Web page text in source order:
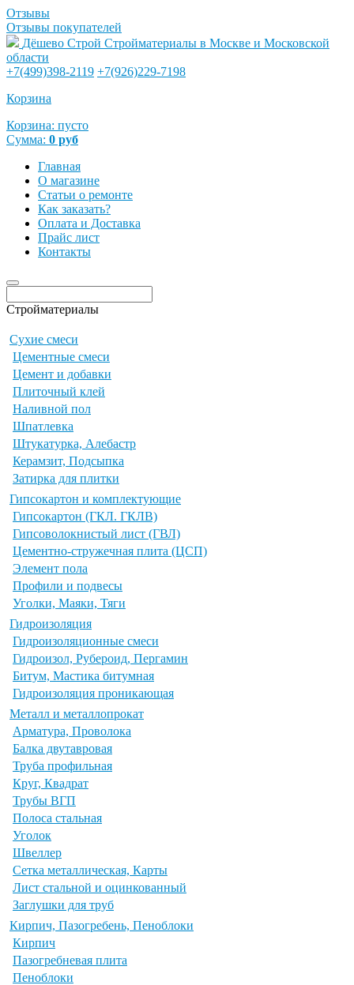
Отзывы
Отзывы покупателей
Дёшево Строй Стройматериалы в Москве и Московской
области
+7(499)398-2119 +7(926)229-7198
Корзина
Корзина: пусто
Сумма: 0 руб
Главная
О магазине
Статьи о ремонте
Как заказать?
Оплата и Доставка
Прайс лист
Контакты
Стройматериалы
Сухие смеси
Цементные смеси
Цемент и добавки
Плиточный клей
Наливной пол
Шпатлевка
Штукатурка, Алебастр
Керамзит, Подсыпка
Затирка для плитки
Гипсокартон и комплектующие
Гипсокартон (ГКЛ. ГКЛВ)
Гипсоволокнистый лист (ГВЛ)
Цементно-стружечная плита (ЦСП)
Элемент пола
Профили и подвесы
Уголки, Маяки, Тяги
Гидроизоляция
Гидроизоляционные смеси
Гидроизол, Рубероид, Пергамин
Битум, Мастика битумная
Гидроизоляция проникающая
Металл и металлопрокат
Арматура, Проволока
Балка двутавровая
Труба профильная
Круг, Квадрат
Трубы ВГП
Полоса стальная
Уголок
Швеллер
Сетка металлическая, Карты
Лист стальной и оцинкованный
Заглушки для труб
Кирпич, Пазогребень, Пеноблоки
Кирпич
Пазогребневая плита
Пеноблоки